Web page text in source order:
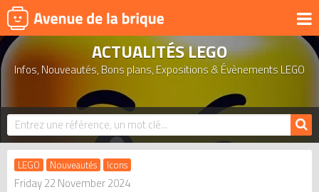
UNIVERS
PRODUITS DÉRIVÉS
NOUVEAUTÉS
LEGO 2026
BONS PLANS
ACTUALITÉS
ACTUALITÉS LEGO
Infos, Nouveautés, Bons plans, Expositions & Évènements LEGO
LEGO Nouveautés Icons
Friday 22 November 2024